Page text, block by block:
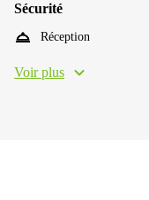
Sécurité
Réception
Voir plus